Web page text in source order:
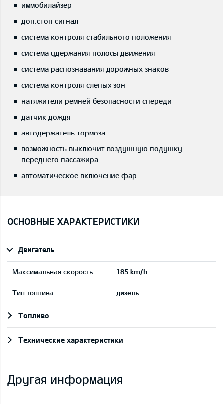
иммобилайзер
доп.стоп сигнал
система контроля стабильного положения
система удержания полосы движения
система распознавания дорожных знаков
система контроля слепых зон
натяжители ремней безопасности спереди
датчик дождя
автодержатель тормоза
возможность выключит воздушную подушку
переднего пассажира
автоматическое включение фар
ОСНОВНЫЕ ХАРАКТЕРИСТИКИ
Двигатель
Максимальная скорость: 185 km/h
Тип топлива: дизель
Топливо
Технические характеристики
Другая информация